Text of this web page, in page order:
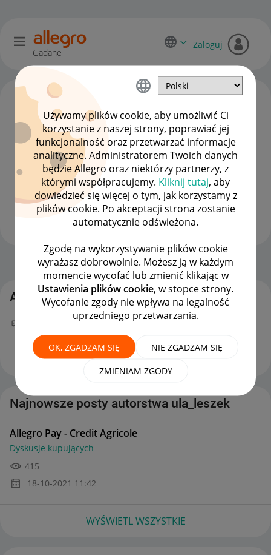
Używamy plików cookie, aby umożliwić Ci
korzystanie z naszej strony, poprawiać jej
funkcjonalność oraz przetwarzać informacje
analityczne. Administratorem Twoich danych
będzie Allegro oraz niektórzy partnerzy, z
którymi współpracujemy. Kliknij tutaj, aby
dowiedzieć się więcej o tym, jak korzystamy z
plików cookie. Po akceptacji strona zostanie
automatycznie odświeżona.
Zgodę na wykorzystywanie plików cookie
wyrażasz dobrowolnie. Możesz ją w każdym
momencie wycofać lub zmienić klikając w
Ustawienia plików cookie, w stopce strony.
Wycofanie zgody nie wpływa na legalność
uprzedniego przetwarzania.
OK, ZGADZAM SIĘ NIE ZGADZAM SIĘ
ZMIENIAM ZGODY
Gadane
Zaloguj
ula_leszek
#7 Wielbiciel
Strona Główna OPCJE
Aktywność ula_leszek
Twój nowy wpis Allegro Pay - Credit Agricole
forumDyskusje kupujących
‎18-10-202111:42
Najnowsze posty autorstwa ula_leszek
Allegro Pay - Credit Agricole
Dyskusje kupujących
415
‎18-10-2021 11:42
WYŚWIETL WSZYSTKIE